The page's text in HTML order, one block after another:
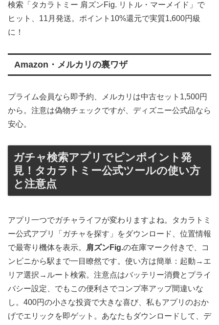
検索「タカラトミー 肩ズンFig. リトル・マーメイド」で
ヒット、11月発送。ポイント10%還元で実質1,600円級
に！
Amazon・メルカリの裏ワザ
プライム会員なら即予約、メルカリは中古セット1,500円
から。注意は偽物チェックですが、ディズニー公式品なら
安心。
ガチャ検索アプリでピンポイント発
見！タカラトミー公式ツールの使い方
と注意点
アプリ一つでガチャライフが変わりますよね。タカラトミ
ー公式アプリ「ガチャを探す」をダウンロード、位置情報
で最寄り機体を表示。
肩ズンFig.の在庫マーク付きで、コ
ンビニから駅まで一目瞭然です。使い方は簡単：起動→エ
リア選択→ルート検索。注意点はバッテリー消費とプライ
バシー設定、でもこの便利さでコンプ率アップ間違いな
し。400円の小さな投資で大きな喜び、私もアプリのおか
げでエリックを即ゲット。あなたもダウンロードして、デ